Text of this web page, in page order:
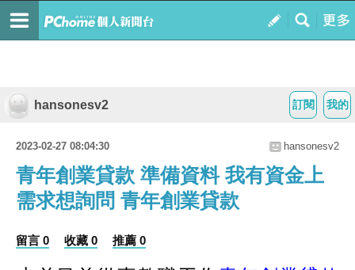
我的
訂閱
hansonesv2
2023-02-27 08:04:30 hansonesv2
青年創業貸款 準備資料 我有資金上
需求想詢問 青年創業貸款
留言 0 收藏 0 推薦 0